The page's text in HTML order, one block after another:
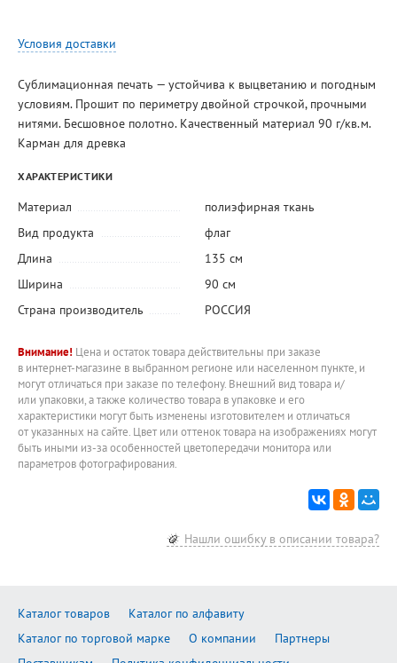
Условия доставки
Сублимационная печать — устойчива к выцветанию и погодным
условиям. Прошит по периметру двойной строчкой, прочными
нитями. Бесшовное полотно. Качественный материал 90 г/кв.м.
Карман для древка
ХАРАКТЕРИСТИКИ
Материал
полиэфирная ткань
Вид продукта
флаг
Длина
135 см
Ширина
90 см
Страна производитель
РОССИЯ
Внимание! Цена и остаток товара действительны при заказе
в интернет-магазине в выбранном регионе или населенном пункте, и
могут отличаться при заказе по телефону. Внешний вид товара и/
или упаковки, а также количество товара в упаковке и его
характеристики могут быть изменены изготовителем и отличаться
от указанных на сайте. Цвет или оттенок товара на изображениях могут
быть иными из-за особенностей цветопередачи монитора или
параметров фотографирования.
Нашли ошибку в описании товара?
Каталог товаров
Каталог по алфавиту
Каталог по торговой марке
О компании
Партнеры